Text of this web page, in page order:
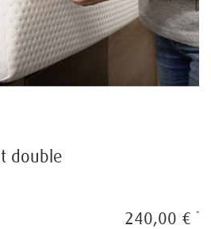
double
240,00 €